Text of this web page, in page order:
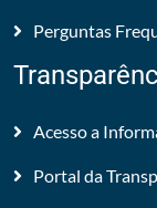
Perguntas
Acesso a
Portal da